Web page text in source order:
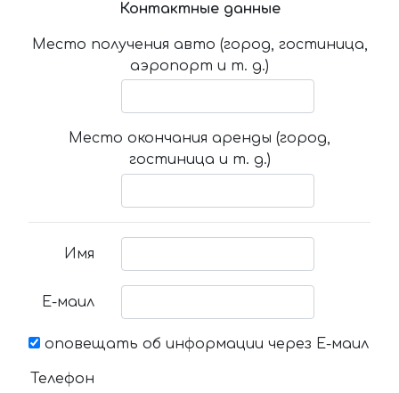
Контактные данные
Место получения авто (город, гостиница,
аэропорт и т. д.)
Место окончания аренды (город,
гостиница и т. д.)
Имя
Е-маил
оповещать об информации через Е-маил
Телефон